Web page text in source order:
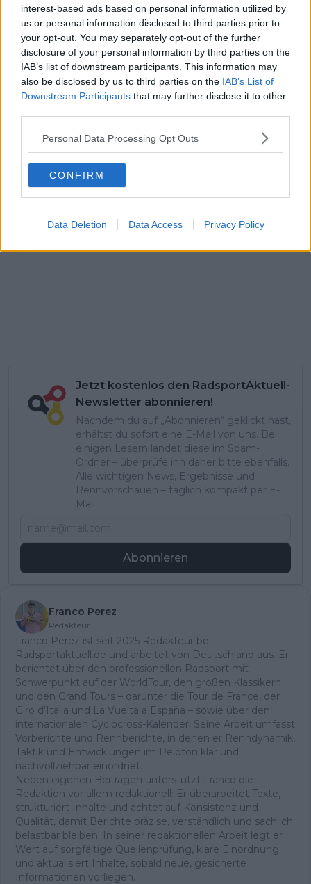
interest-based ads based on personal information utilized by
us or personal information disclosed to third parties prior to
your opt-out. You may separately opt-out of the further
disclosure of your personal information by third parties on the
IAB’s list of downstream participants. This information may
also be disclosed by us to third parties on the IAB’s List of
Downstream Participants that may further disclose it to other
Personal Data Processing Opt Outs
CONFIRM
Data Deletion Data Access Privacy Policy
Jetzt kostenlos den RadsportAktuell-
Newsletter abonnieren!
Nachdem du auf „Abonnieren“ geklickt hast,
erhältst du sofort eine E-Mail von uns. Bei
einigen Lesern landet diese im Spam-
Ordner – überprüfe ihn daher bitte ebenfalls.
Alle wichtigen News, Ergebnisse und
Rennvorschauen – täglich kompakt per E-
Mail.
Abonnieren
Franco Perez
Redakteur
Franco Perez ist seit 2025 Redakteur bei
Radsportaktuell.de und arbeitet von Deutschland aus. Er
berichtet über den professionellen Radsport mit
Schwerpunkt auf der WorldTour, den großen Klassikern
und den Grand Tours – darunter die Tour de France, der
Giro d’Italia und La Vuelta a España – sowie über den
internationalen Cyclocross-Kalender. Seine Arbeit umfasst
Vorberichte und Rennberichte, in denen er Renndynamik,
Taktik und Entwicklungen im Peloton klar und
nachvollziehbar einordnet.
Neben eigenen Beiträgen unterstützt Franco die
Redaktion vor allem redaktionell: Er überarbeitet Texte,
strukturiert Inhalte und achtet auf Konsistenz und
Qualität, damit Berichte präzise, verständlich und sachlich
belastbar bleiben. In seiner redaktionellen Arbeit legt er
Wert auf sorgfältige Quellenprüfung, klare Einordnung
und aktualisiert Inhalte, sobald neue, gesicherte
Informationen vorliegen.